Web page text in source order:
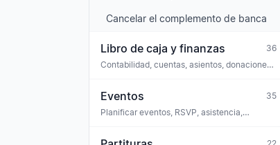
Cancelar el complemento de banca
Libro de caja y finanzas
36
Contabilidad, cuentas, asientos, donaciones,
Eventos
35
Planificar eventos, RSVP, asistencia,